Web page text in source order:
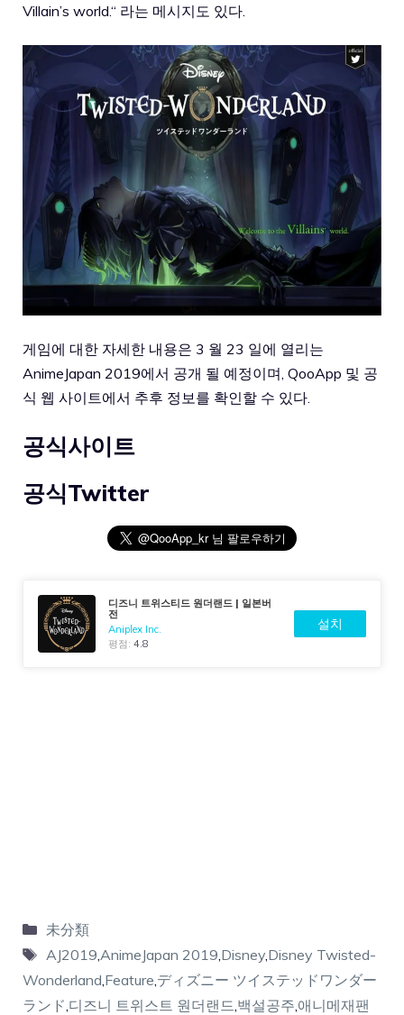
Villain’s world.“ 라는 메시지도 있다
게임에 대한 자세한 내용은 3 월 23 일에 열리는
AnimeJapan 2019에서 공개 될 예정이며 , QooApp 및 공
식 웹 사이트에서 추후 정보를 확인할 수 있다
공식사이트
공식Twitter
디즈니 트위스티드 원더랜드 | 일본버
전
Aniplex Inc.
평점:4.8
설치
未分類
AJ2019 AnimeJapan 2019 Disney, Disney Twisted-
Wonderland Feature ディズニー ツイステッドワンダー
ランド 디즈니 트위스트 원더랜드 백설공주 애니메재팬